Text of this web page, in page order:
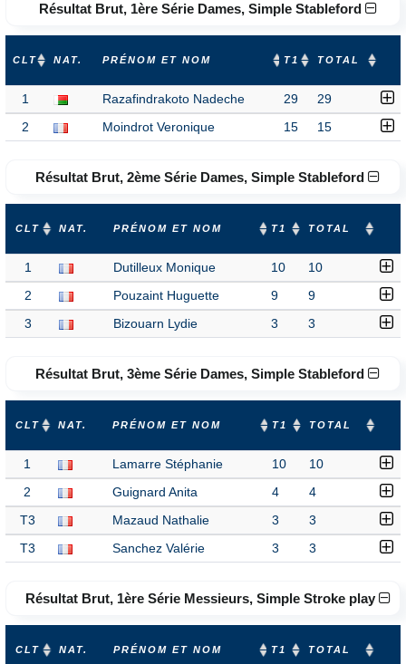
Résultat Brut, 1ère Série Dames, Simple Stableford
CLT NAT. PRÉNOM ET NOM T1 TOTAL
1 Razafindrakoto Nadeche 29 29
2 Moindrot Veronique 15 15
Résultat Brut, 2ème Série Dames, Simple Stableford
CLT NAT. PRÉNOM ET NOM T1 TOTAL
1 Dutilleux Monique 10 10
2 Pouzaint Huguette 9 9
3 Bizouarn Lydie 3 3
Résultat Brut, 3ème Série Dames, Simple Stableford
CLT NAT. PRÉNOM ET NOM T1 TOTAL
1 Lamarre Stéphanie 10 10
2 Guignard Anita 4 4
T3 Mazaud Nathalie 3 3
T3 Sanchez Valérie 3 3
Résultat Brut, 1ère Série Messieurs, Simple Stroke play
CLT NAT. PRÉNOM ET NOM T1 TOTAL